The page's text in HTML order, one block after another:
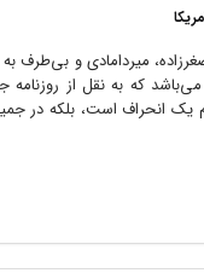
میردامادی و بی‌طرف
امام» مستقر در سفارت آمریکا، در تاریخ 15 آبان
انحراف است، بلکه در